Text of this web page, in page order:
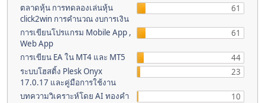
ตลาดหุ้น การทดลองเล่นหุ้น
click2win การคำนวณ งบการเงิน
61
การเขียนโปรแกรม Mobile App ,
Web App
61
การเขียน EA ใน MT4 และ MT5
44
ระบบโฮสติ้ง Plesk Onyx
17.0.17 และคู่มือการใช้งาน
23
บทความวิเคราะห์โดย AI ทองคำ
10